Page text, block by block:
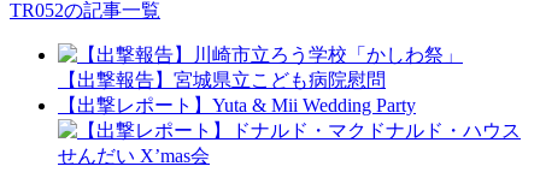
TR052の記事一覧
【出撃報告】宮城県立こども病院慰問
【出撃レポート】Yuta & Mii Wedding Party